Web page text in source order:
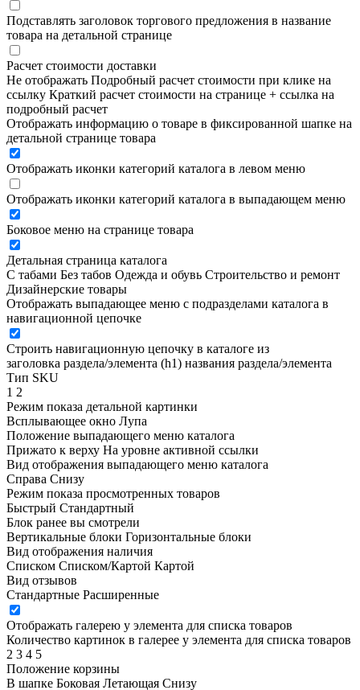
Подставлять заголовок торгового предложения в название
товара на детальной странице
Расчет стоимости доставки
Не отображать Подробный расчет стоимости при клике на
ссылку Краткий расчет стоимости на странице + ссылка на
подробный расчет
Отображать информацию о товаре в фиксированной шапке на
детальной странице товара
Отображать иконки категорий каталога в левом меню
Отображать иконки категорий каталога в выпадающем меню
Боковое меню на странице товара
Детальная страница каталога
С табами Без табов Одежда и обувь Строительство и ремонт
Дизайнерские товары
Отображать выпадающее меню с подразделами каталога в
навигационной цепочке
Строить навигационную цепочку в каталоге из
заголовка раздела/элемента (h1) названия раздела/элемента
Тип SKU
1 2
Режим показа детальной картинки
Всплывающее окно Лупа
Положение выпадающего меню каталога
Прижато к верху На уровне активной ссылки
Вид отображения выпадающего меню каталога
Справа Снизу
Режим показа просмотренных товаров
Быстрый Стандартный
Блок ранее вы смотрели
Вертикальные блоки Горизонтальные блоки
Вид отображения наличия
Списком Списком/Картой Картой
Вид отзывов
Стандартные Расширенные
Отображать галерею у элемента для списка товаров
Количество картинок в галерее у элемента для списка товаров
2 3 4 5
Положение корзины
В шапке Боковая Летающая Снизу